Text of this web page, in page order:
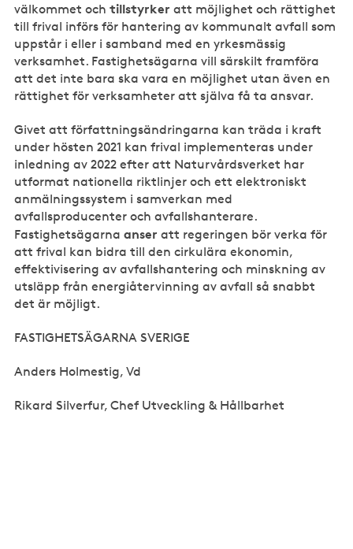
välkommet ochtillstyrker att möjlighet och rättighet
till frival införs för hantering av kommunalt avfall som
uppstår i eller i samband med en yrkesmässig
verksamhet. Fastighetsägarna vill särskilt framföra
att det inte bara ska vara en möjlighet utan även en
rättighet för verksamheter att själva få ta ansvar.
Givet att författningsändringarna kan träda i kraft
under hösten 2021 kan frival implementeras under
inledning av 2022 efter att Naturvårdsverket har
utformat nationella riktlinjer och ett elektroniskt
anmälningssystem i samverkan med
avfallsproducenter och avfallshanterare.
Fastighetsägarnaanser att regeringen bör verka för
att frival kan bidra till den cirkulära ekonomin,
effektivisering av avfallshantering och minskning av
utsläpp från energiåtervinning av avfall så snabbt
det är möjligt.
FASTIGHETSÄGARNA SVERIGE
Anders Holmestig, Vd
Rikard Silverfur, Chef Utveckling & Hållbarhet